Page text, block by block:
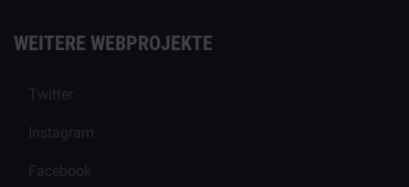
WEITERE WEBPROJEKTE
Twitter
Instagram
Facebook